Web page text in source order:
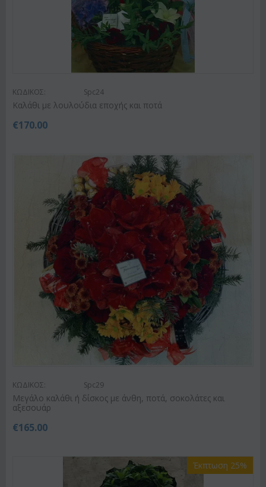
ΚΩΔΙΚΟΣ: Spc24
Καλάθι με λουλούδια εποχής και ποτά
€170.00
ΚΩΔΙΚΟΣ: Spc29
Μεγάλο καλάθι ή δίσκος με άνθη, ποτά, σοκολάτες και
αξεσουάρ
€165.00
Έκπτωση 25%